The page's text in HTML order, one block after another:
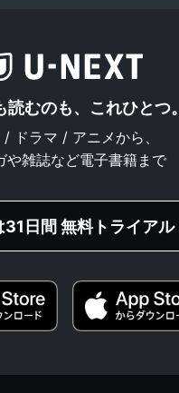
読むのも、これひとつ。
ドラマ / アニメから、
や雑誌など電子書籍まで
31日間 無料トライアル